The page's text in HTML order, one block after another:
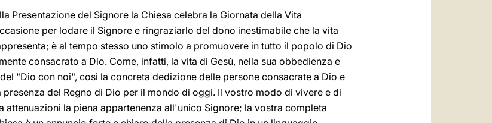
Presentazione del Signore la Chiesa celebra la Giornata della Vita
per lodare il Signore e ringraziarlo del dono inestimabile che la vita
è al tempo stesso uno stimolo a promuovere in tutto il popolo di Dio
consacrato a Dio. Come, infatti, la vita di Gesù, nella sua obbedienza e
"Dio con noi", così la concreta dedizione delle persone consacrate a Dio e
del Regno di Dio per il mondo di oggi. Il vostro modo di vivere e di
attenuazioni la piena appartenenza all'unico Signore; la vostra completa